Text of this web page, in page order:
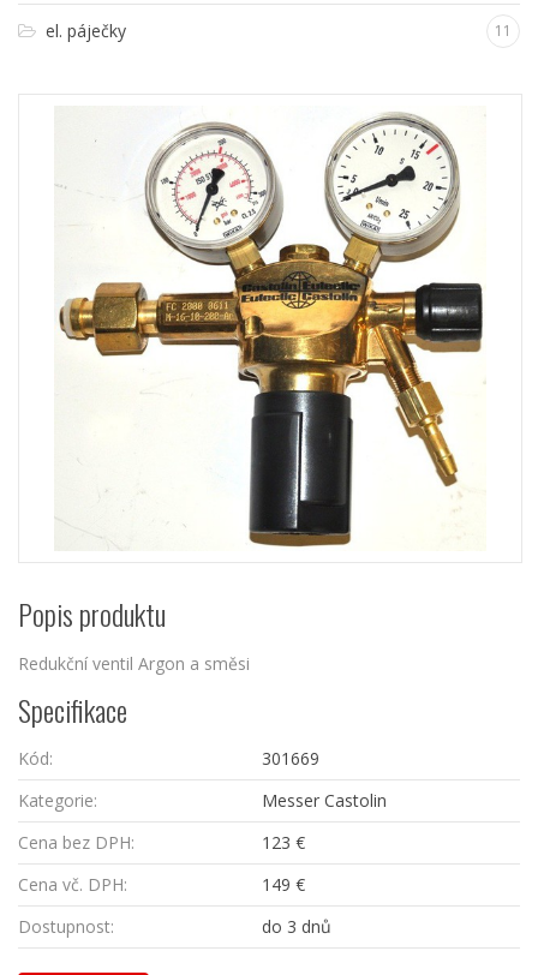
el. páječky 11
Popis produktu
Redukční ventil Argon a směsi
Specifikace
Kód:
301669
Kategorie:
Messer Castolin
Cena bez DPH:
123 €
Cena vč. DPH:
149 €
Dostupnost:
do 3 dnů